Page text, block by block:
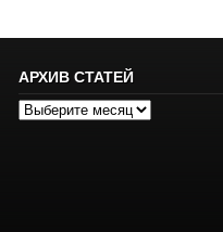
АРХИВ СТАТЕЙ
Архив